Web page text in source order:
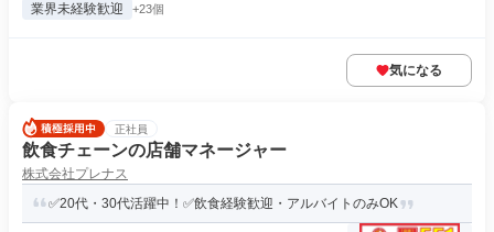
業界未経験歓迎 +23個
気になる
正社員
飲食チェーンの店舗マネージャー
株式会社プレナス
✅20代・30代活躍中！✅飲食経験歓迎・アルバイトのみOK